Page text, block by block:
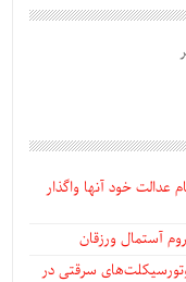
عدالت خود آنها واگذار
آستمال ورزقان
موتورسیکلت‌های سرقتی در